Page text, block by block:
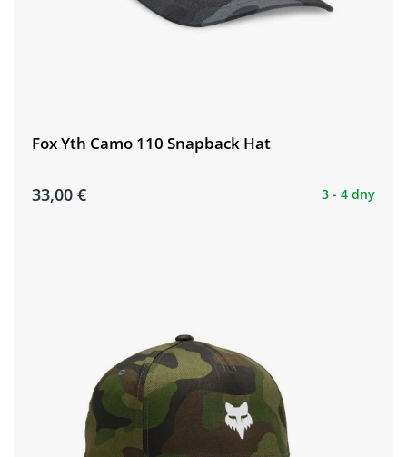
Fox Yth Camo 110 Snapback Hat
33,00 € 3 - 4 dny